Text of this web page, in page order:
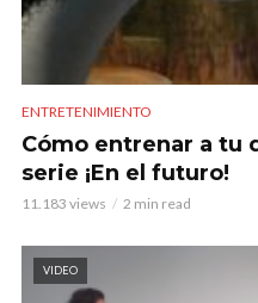
ENTRETENIMIENTO
Cómo entrenar a tu
serie ¡En el futuro!
11.183 views 2 min read
VIDEO